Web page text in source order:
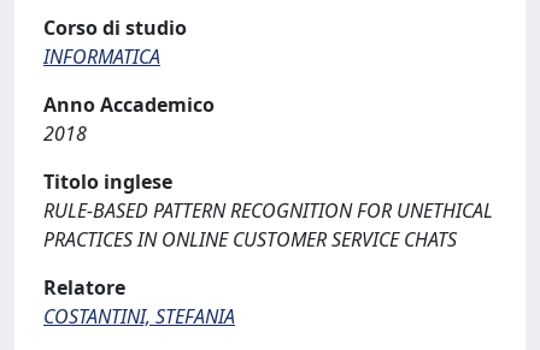
Corso di studio
INFORMATICA
Anno Accademico
2018
Titolo inglese
RULE-BASED PATTERN RECOGNITION FOR UNETHICAL
PRACTICES IN ONLINE CUSTOMER SERVICE CHATS
Relatore
COSTANTINI, STEFANIA